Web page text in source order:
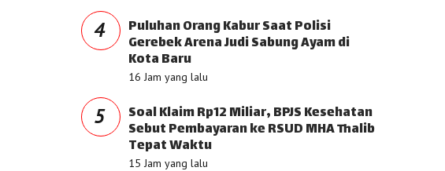
4 Puluhan Orang Kabur Saat Polisi
Gerebek Arena Judi Sabung Ayam di
Kota Baru
16 Jam yang lalu
5 Soal Klaim Rp12 Miliar, BPJS Kesehatan
Sebut Pembayaran ke RSUD MHA Thalib
Tepat Waktu
15 Jam yang lalu